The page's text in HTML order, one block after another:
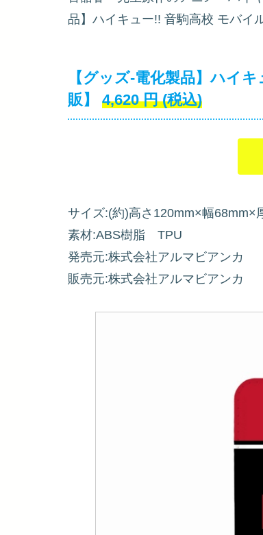
品】ハイキュー!! 音駒高校 モバイ
【グッズ-電化製品】ハイ
販】
4,620 円 (税込)
サイズ:(約)高さ120mm×幅68mm×
素材:ABS樹脂 TPU
発売元:株式会社アルマビアンカ
販売元:株式会社アルマビアンカ